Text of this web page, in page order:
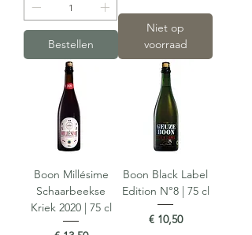
Bestellen
Niet op
voorraad
Boon Millésime
Schaarbeekse
Kriek 2020 | 75 cl
Boon Black Label
Edition N°8 | 75 cl
Prijs
€ 10,50